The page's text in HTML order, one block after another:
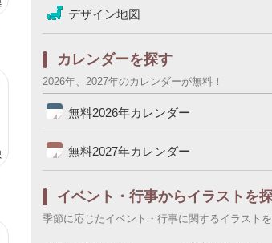
デザイン地図
カレンダーを探す
2026年、2027年のカレンダーが無料！
無料2026年カレンダー
無料2027年カレンダー
イベント・行事からイラストを
季節に応じたイベント・行事に関するイラスト